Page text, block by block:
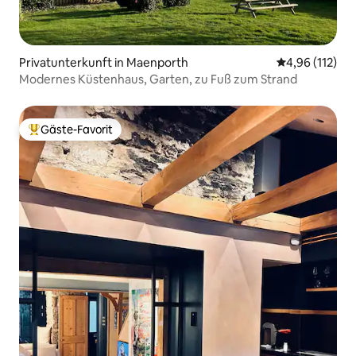
Privatunterkunft in Maenporth
4,96 (112)
Modernes Küstenhaus, Garten, zu Fuß zum Strand
Beliebter Gäste-Favorit.
Gäste-Favorit